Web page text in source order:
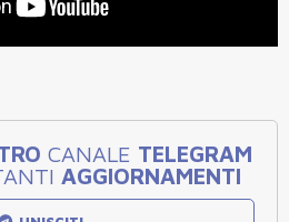
CANALE TELEGRAM
AGGIORNAMENTI